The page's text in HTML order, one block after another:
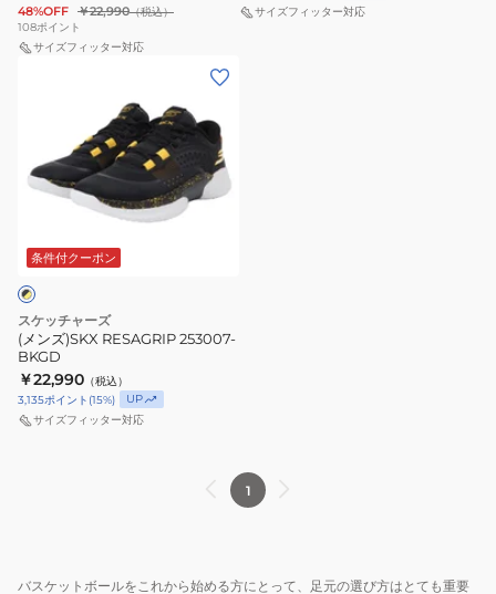
48%OFF ￥22,990（税込）
108ポイント
サイズフィッター対応
サイズフィッター対応
RESAGRIP
253007-
BKGD
条件付クーポン
スケッチャーズ
(メンズ)SKX RESAGRIP 253007-
BKGD
￥22,990 （税込）
3,135ポイント (15%)
UP
サイズフィッター対応
1
バスケットボールをこれから始める方にとって、足元の選び方はとても重要